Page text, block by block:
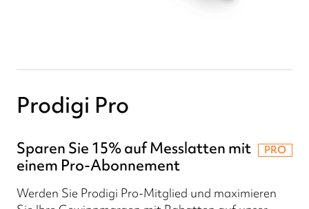
Prodigi Pro
Sparen Sie 15% auf Messlatten mit
einem Pro-Abonnement
PRO
Werden Sie Prodigi Pro-Mitglied und maximieren